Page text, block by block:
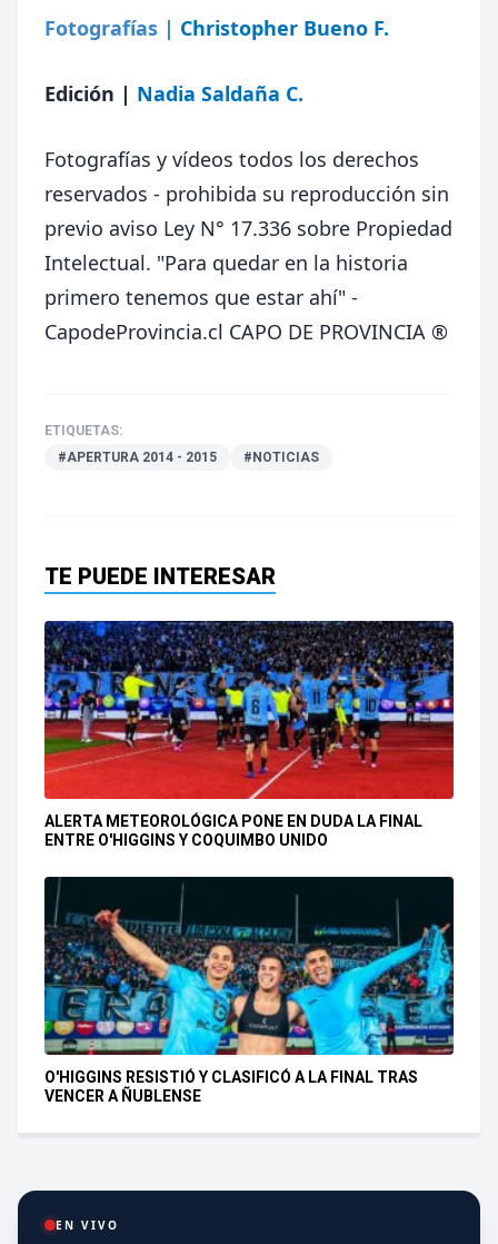
Fotografías | Christopher Bueno F.
Edición | Nadia Saldaña C.
Fotografías y vídeos todos los derechos
reservados - prohibida su reproducción sin
previo aviso Ley N° 17.336 sobre Propiedad
Intelectual. "Para quedar en la historia
primero tenemos que estar ahí" -
CapodeProvincia.cl CAPO DE PROVINCIA ®
ETIQUETAS:
#APERTURA 2014 - 2015
#NOTICIAS
TE PUEDE INTERESAR
ALERTA METEOROLÓGICA PONE EN DUDA LA FINAL
ENTRE O'HIGGINS Y COQUIMBO UNIDO
O'HIGGINS RESISTIÓ Y CLASIFICÓ A LA FINAL TRAS
VENCER A ÑUBLENSE
EN VIVO